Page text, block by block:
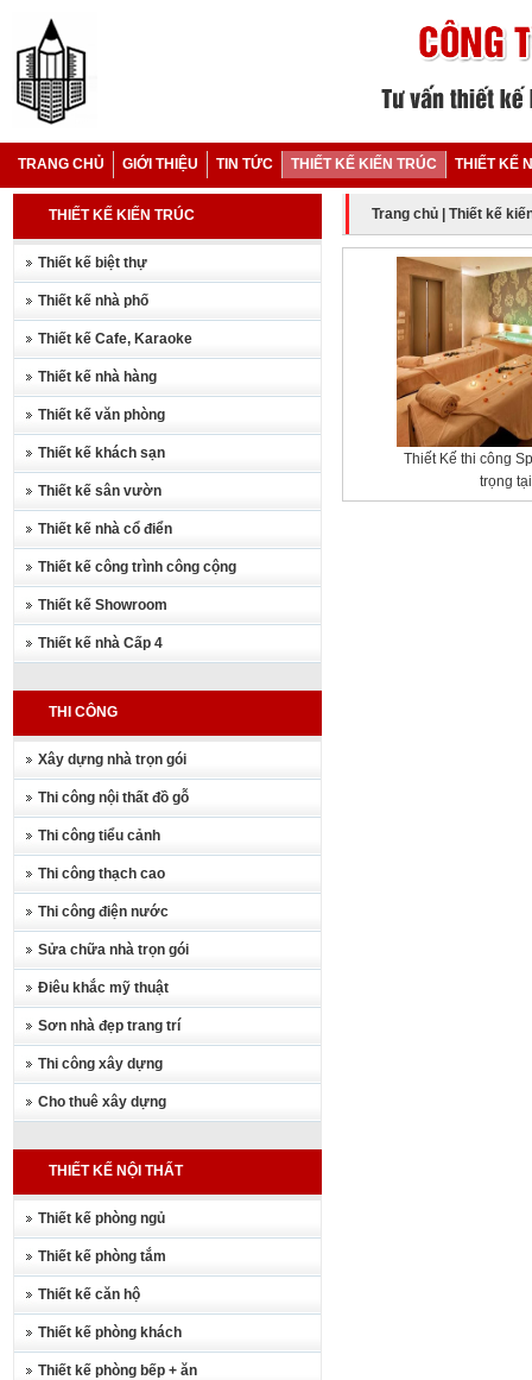
TRANG CHỦ GIỚI THIỆU TIN TỨC THIẾT KẾ KIẾN TRÚC THIẾT KẾ
THIẾT KẾ KIẾN TRÚC
Thiết kế biệt thự
Thiết kế nhà phố
Thiết kế Cafe, Karaoke
Thiết kế nhà hàng
Thiết kế văn phòng
Thiết kế khách sạn
Thiết kế sân vườn
Thiết kế nhà cổ điển
Thiết kế công trình công cộng
Thiết kế Showroom
Thiết kế nhà Cấp 4
THI CÔNG
Xây dựng nhà trọn gói
Thi công nội thất đồ gỗ
Thi công tiểu cảnh
Thi công thạch cao
Thi công điện nước
Sửa chữa nhà trọn gói
Điêu khắc mỹ thuật
Sơn nhà đẹp trang trí
Thi công xây dựng
Cho thuê xây dựng
THIẾT KẾ NỘI THẤT
Thiết kế phòng ngủ
Thiết kế phòng tắm
Thiết kế căn hộ
Thiết kế phòng khách
Thiết kế phòng bếp + ăn
Trang chủ| Thiết kế
Thiết Kế thi công
trọng